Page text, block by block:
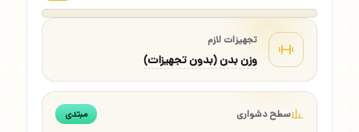
تجهیزات لازم
وزن بدن (بدون تجهیزات)
سطح دشواری مبتدی